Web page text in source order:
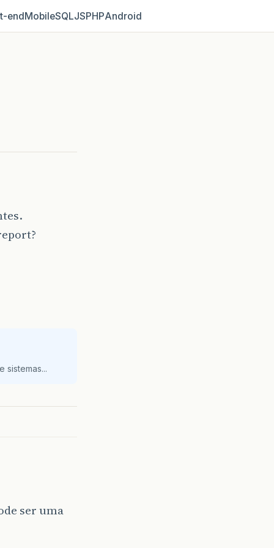
MobileSQLJSPHPAndroid
sistemas...
ser uma